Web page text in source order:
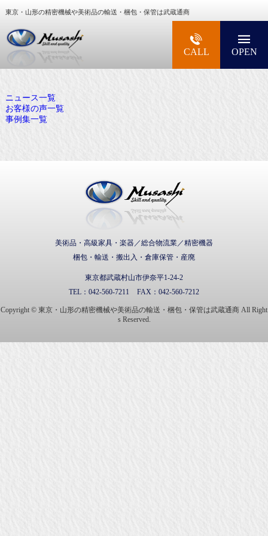
東京・山形の精密機械や美術品の輸送・梱包・保管は武蔵通商
大型精密機械・美術品・高級楽器の梱包・輸送
CALL OPEN
ニュース一覧
お客様の声一覧
事例集一覧
美術品・高級家具・楽器／総合物流業／精密機器
梱包・輸送・搬出入・倉庫保管・産廃
東京都武蔵村山市伊奈平1-24-2
TEL： 042-560-7211 FAX： 042-560-7212
Copyright © 東京・山形の精密機械や美術品の輸送・梱包・保管は武蔵通商 All Right
s Reserved.